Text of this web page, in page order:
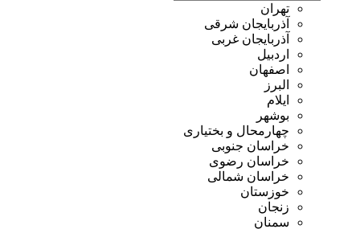
تهران
آذربایجان شرقی
آذربایجان غربی
اردبیل
اصفهان
البرز
ایلام
بوشهر
چهارمحال و بختیاری
خراسان جنوبی
خراسان رضوی
خراسان شمالی
خوزستان
زنجان
سمنان